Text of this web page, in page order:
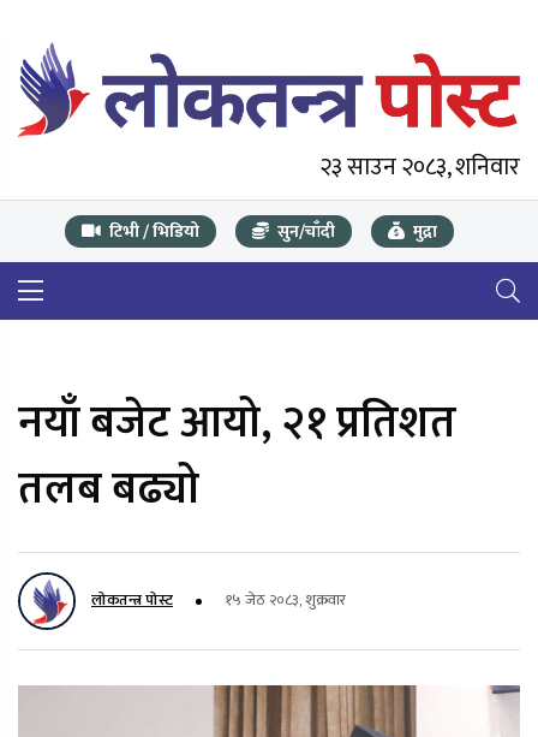
२३ साउन २०८३, शनिवार
टिभी / भिडियो सुन/चाँदी मुद्रा
नयाँ बजेट आयो, २१ प्रतिशत
तलब बढ्यो
लोकतन्त्र पोस्ट १५ जेठ २०८३, शुक्रवार